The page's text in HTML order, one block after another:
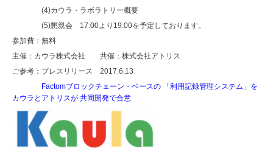
(4)カウラ・ラボラトリー概要
(5)懇親会 17:00より19:00を予定しております。
参加費：無料
主催：カウラ株式会社　　共催：株式会社アトリス
ご参考：プレスリリース 2017.6.13
Factomブロックチェーン・ベースの 「利用記録管理システム」を
カウラとアトリスが 共同開発で合意